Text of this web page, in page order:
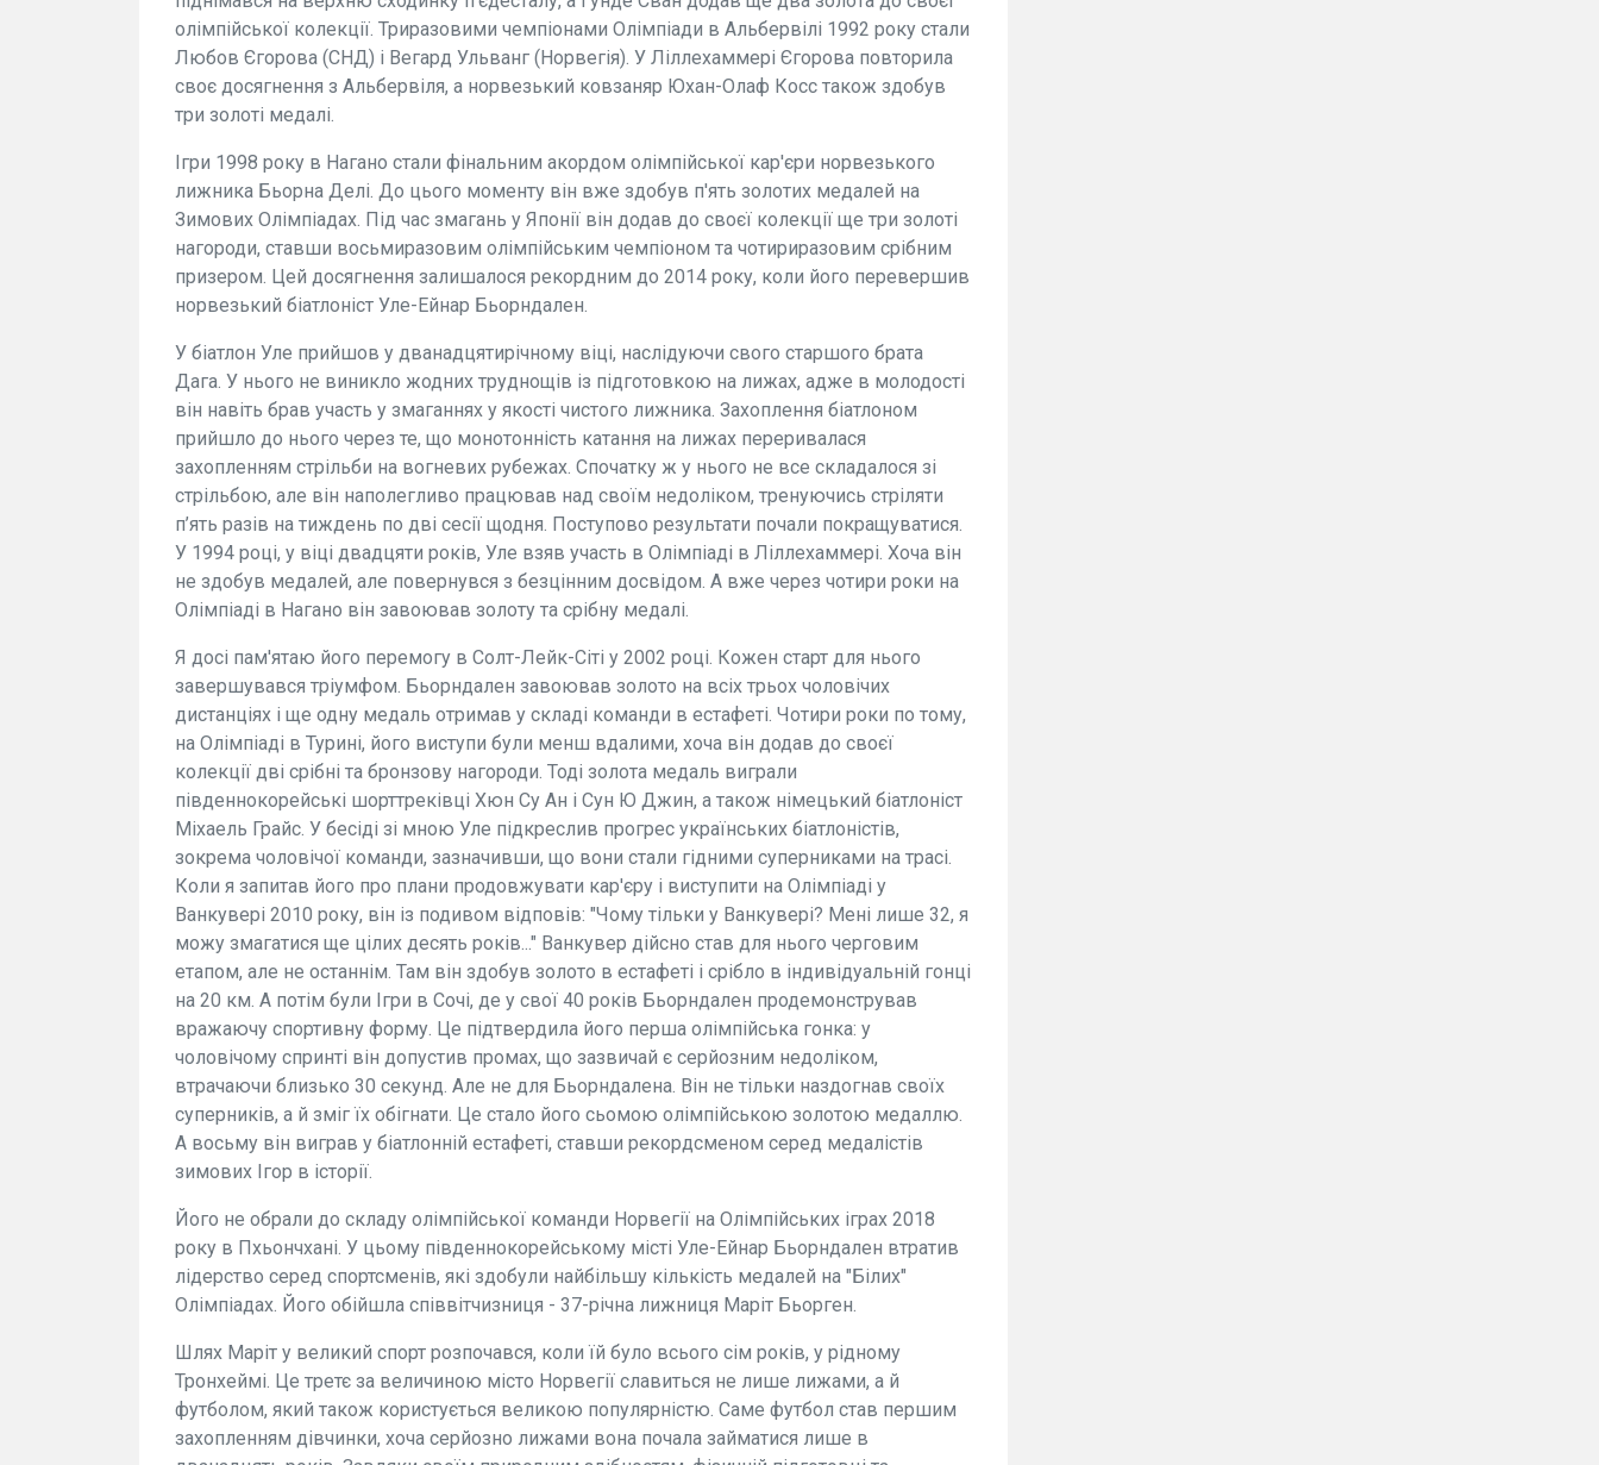
олімпійської колекції. Триразовими чемпіонами Олімпіади в Альбервілі 1992 року стали
Любов Єгорова (СНД) і Вегард Ульванг (Норвегія). У Ліллехаммері Єгорова повторила
своє досягнення з Альбервіля, а норвезький ковзаняр Юхан-Олаф Косс також здобув
три золоті медалі.
Ігри 1998 року в Нагано стали фінальним акордом олімпійської кар'єри норвезького
лижника Бьорна Делі. До цього моменту він вже здобув п'ять золотих медалей на
Зимових Олімпіадах. Під час змагань у Японії він додав до своєї колекції ще три золоті
нагороди, ставши восьмиразовим олімпійським чемпіоном та чотириразовим срібним
призером. Цей досягнення залишалося рекордним до 2014 року, коли його перевершив
норвезький біатлоніст Уле-Ейнар Бьорндален.
У біатлон Уле прийшов у дванадцятирічному віці, наслідуючи свого старшого брата
Дага. У нього не виникло жодних труднощів із підготовкою на лижах, адже в молодості
він навіть брав участь у змаганнях у якості чистого лижника. Захоплення біатлоном
прийшло до нього через те, що монотонність катання на лижах переривалася
захопленням стрільби на вогневих рубежах. Спочатку ж у нього не все складалося зі
стрільбою, але він наполегливо працював над своїм недоліком, тренуючись стріляти
п’ять разів на тиждень по дві сесії щодня. Поступово результати почали покращуватися.
У 1994 році, у віці двадцяти років, Уле взяв участь в Олімпіаді в Ліллехаммері. Хоча він
не здобув медалей, але повернувся з безцінним досвідом. А вже через чотири роки на
Олімпіаді в Нагано він завоював золоту та срібну медалі.
Я досі пам'ятаю його перемогу в Солт-Лейк-Сіті у 2002 році. Кожен старт для нього
завершувався тріумфом. Бьорндален завоював золото на всіх трьох чоловічих
дистанціях і ще одну медаль отримав у складі команди в естафеті. Чотири роки по тому,
на Олімпіаді в Турині, його виступи були менш вдалими, хоча він додав до своєї
колекції дві срібні та бронзову нагороди. Тоді золота медаль виграли
південнокорейські шорттреківці Хюн Су Ан і Сун Ю Джин, а також німецький біатлоніст
Міхаель Грайс. У бесіді зі мною Уле підкреслив прогрес українських біатлоністів,
зокрема чоловічої команди, зазначивши, що вони стали гідними суперниками на трасі.
Коли я запитав його про плани продовжувати кар'єру і виступити на Олімпіаді у
Ванкувері 2010 року, він із подивом відповів: "Чому тільки у Ванкувері? Мені лише 32, я
можу змагатися ще цілих десять років..." Ванкувер дійсно став для нього черговим
етапом, але не останнім. Там він здобув золото в естафеті і срібло в індивідуальній гонці
на 20 км. А потім були Ігри в Сочі, де у свої 40 років Бьорндален продемонстрував
вражаючу спортивну форму. Це підтвердила його перша олімпійська гонка: у
чоловічому спринті він допустив промах, що зазвичай є серйозним недоліком,
втрачаючи близько 30 секунд. Але не для Бьорндалена. Він не тільки наздогнав своїх
суперників, а й зміг їх обігнати. Це стало його сьомою олімпійською золотою медаллю.
А восьму він виграв у біатлонній естафеті, ставши рекордсменом серед медалістів
зимових Ігор в історії.
Його не обрали до складу олімпійської команди Норвегії на Олімпійських іграх 2018
року в Пхьончхані. У цьому південнокорейському місті Уле-Ейнар Бьорндален втратив
лідерство серед спортсменів, які здобули найбільшу кількість медалей на "Білих"
Олімпіадах. Його обійшла співвітчизниця - 37-річна лижниця Маріт Бьорген.
Шлях Маріт у великий спорт розпочався, коли їй було всього сім років, у рідному
Тронхеймі. Це третє за величиною місто Норвегії славиться не лише лижами, а й
футболом, який також користується великою популярністю. Саме футбол став першим
захопленням дівчинки, хоча серйозно лижами вона почала займатися лише в